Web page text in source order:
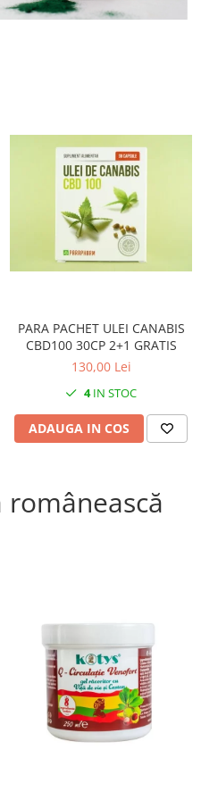
PARA PACHET ULEI CANABIS
CBD100 30CP 2+1 GRATIS
130,00 Lei
4IN STOC
ADAUGA IN COS
românească